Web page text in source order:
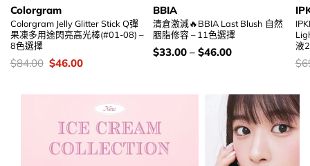
加入購物袋
Colorgram
Colorgram Jelly Glitter Stick Q彈
果凍多用途閃亮高光棒(#01-08) –
8色選擇
價
錢：
$84.00 Original
price
$84.00.
$46.00Current
$46.00.
BBIA
清倉激減🔥BBIA Last Blush 自然
胭脂修容 – 11色選擇
價
錢：
$33.00– $46.00
液
價
錢
$